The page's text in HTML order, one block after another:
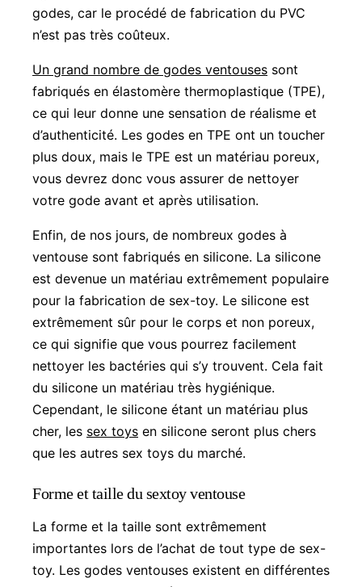
godes, car le procédé de fabrication du PVC
n’est pas très coûteux.
Un grand nombre de godes ventouses sont
fabriqués en élastomère thermoplastique (TPE),
ce qui leur donne une sensation de réalisme et
d’authenticité. Les godes en TPE ont un toucher
plus doux, mais le TPE est un matériau poreux,
vous devrez donc vous assurer de nettoyer
votre gode avant et après utilisation.
Enfin, de nos jours, de nombreux godes à
ventouse sont fabriqués en silicone. La silicone
est devenue un matériau extrêmement populaire
pour la fabrication de sex-toy. Le silicone est
extrêmement sûr pour le corps et non poreux,
ce qui signifie que vous pourrez facilement
nettoyer les bactéries qui s’y trouvent. Cela fait
du silicone un matériau très hygiénique.
Cependant, le silicone étant un matériau plus
cher, les sex toys en silicone seront plus chers
que les autres sex toys du marché.
Forme et taille du sextoy ventouse
La forme et la taille sont extrêmement
importantes lors de l’achat de tout type de sex-
toy. Les godes ventouses existent en différentes